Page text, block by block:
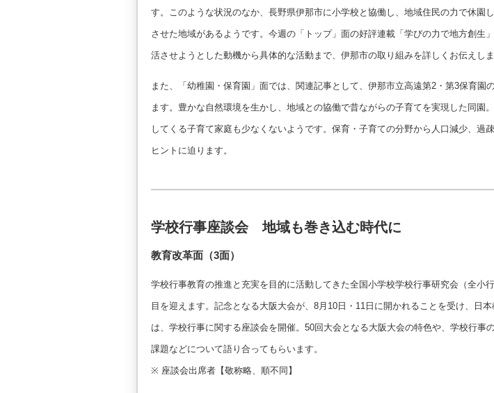
す。このような状況のなか、長野県伊那市に小学校と協働し、地域住民の力で休園
させた地域があるようです。今週の「トップ」面の好評連載「学びの力で地方創生
活させようとした動機から具体的な活動まで、伊那市の取り組みを詳しくお伝えしま
また、「幼稚園・保育園」面では、関連記事として、伊那市立高遠第2・第3保育園
ます。豊かな自然環境を生かし、地域との協働で昔ながらの子育てを実現した同園
してくる子育て家庭も少なくないようです。保育・子育ての分野から人口減少、過
ヒントに迫ります。
学校行事座談会 地域も巻き込む時代に
教育改革面（3面）
学校行事教育の推進と充実を目的に活動してきた全国小学校学校行事研究会（全小
目を迎えます。記念となる大阪大会が、8月10日・11日に開かれることを受け、日
は、学校行事に関する座談会を開催。50回大会となる大阪大会の特色や、学校行事
課題などについて語り合ってもらいます。
※ 座談会出席者【敬称略、順不同】